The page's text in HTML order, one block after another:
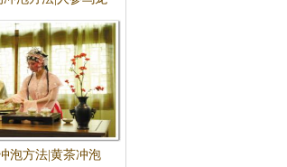
怎么泡
泡方法|黄茶冲泡